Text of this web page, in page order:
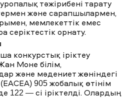
тәжірибені тарату
және сарапшылармен,
мемлекеттік емес
серіктестік орнату.
конкурстық іріктеу
Моне білім,
және мәдениет жөніндегі
905 жобалық өтінім
122 — сі іріктелді. Олардың